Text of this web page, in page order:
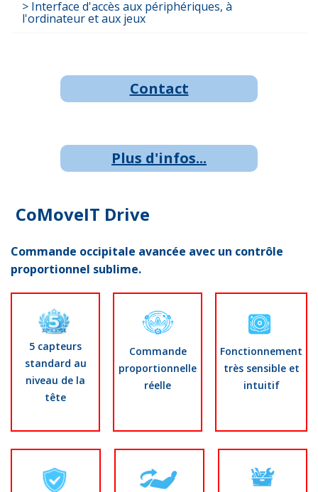
Interface d'accès aux périphériques, à
l'ordinateur et aux jeux
Contact
Plus d'infos...
CoMoveIT Drive
Commande occipitale avancée avec un contrôle
proportionnel sublime.
5 capteurs
standard au
niveau de la
tête
Commande
proportionnelle
réelle
Fonctionnement
très sensible et
intuitif